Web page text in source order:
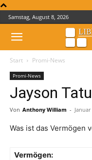
Samstag, August 8, 2026
Start Promi-News
Promi-News
Jayson
Von Anthony William -
Was ist das Vermögen
Vermögen: